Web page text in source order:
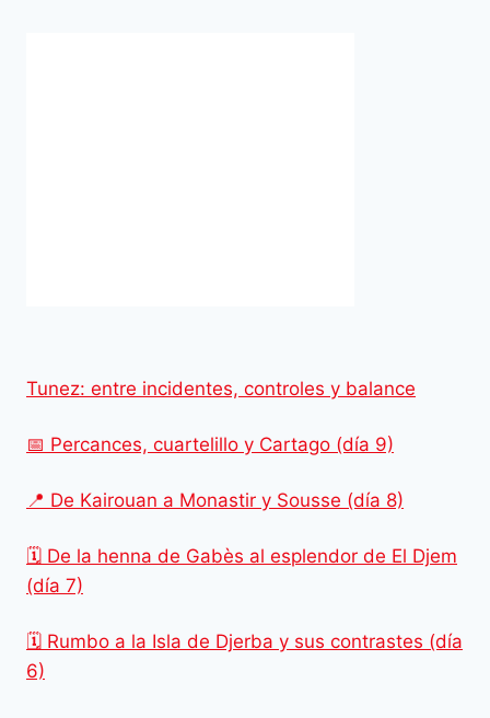
Tunez: entre incidentes, controles y balance
📅 Percances, cuartelillo y Cartago (día 9)
📍 De Kairouan a Monastir y Sousse (día 8)
🗓️ De la henna de Gabès al esplendor de El Djem
(día 7)
🗓️ Rumbo a la Isla de Djerba y sus contrastes (día
6)